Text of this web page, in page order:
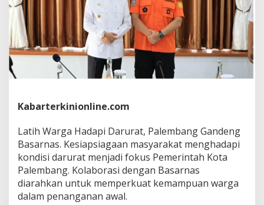
D
a
r
u
r
a
,
l
m
b
n
g
G
a
Kabarterkinionline.com
Latih Warga Hadapi Darurat, Palembang Gandeng
Basarnas. Kesiapsiagaan masyarakat menghadapi
kondisi darurat menjadi fokus Pemerintah Kota
Palembang. Kolaborasi dengan Basarnas
diarahkan untuk memperkuat kemampuan warga
dalam penanganan awal.